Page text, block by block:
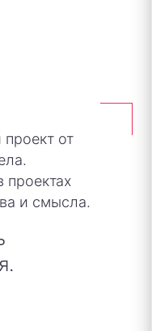
от
и смысла.